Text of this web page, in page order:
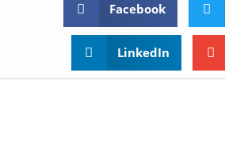
Facebook
LinkedIn